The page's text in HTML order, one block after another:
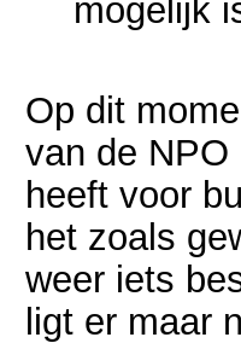
mogelijk
Op dit
van de NPO
heeft voor
het zoals
weer iets
ligt er maar